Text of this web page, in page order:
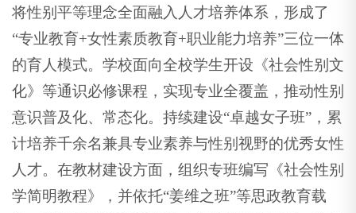
将性别平等理念全面融入人才培养体系，形成了
“专业教育+女性素质教育+职业能力培养”三位一体
的育人模式。学校面向全校学生开设《社会性别文
化》等通识必修课程，实现专业全覆盖，推动性别
意识普及化、常态化。持续建设“卓越女子班”，累
计培养千余名兼具专业素养与性别视野的优秀女性
人才。在教材建设方面，组织专班编写《社会性别
学简明教程》，并依托“姜维之班”等思政教育载